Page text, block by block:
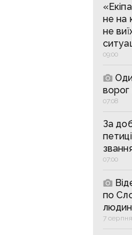
не на
не
09:00
ворог
07:08
За
07:00
по
7